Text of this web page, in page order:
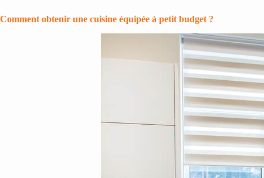
Comment obtenir une cuisine équipée à petit budget ?